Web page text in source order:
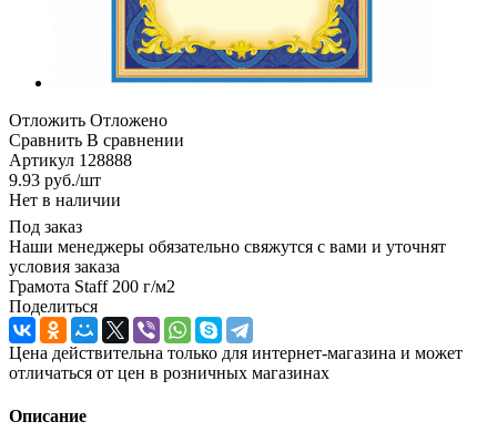
Отложить Отложено
Сравнить В сравнении
Артикул 128888
9.93 руб./шт
Нет в наличии
Под заказ
Наши менеджеры обязательно свяжутся с вами и уточнят
условия заказа
Грамота Staff 200 г/м2
Поделиться
Цена действительна только для интернет-магазина и может
отличаться от цен в розничных магазинах
Описание